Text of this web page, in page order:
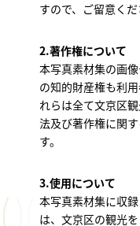
すので、ご留意くだ
2.著作権について
本写真素材集の画
の知的財産権も利
れらは全て文京区
法及び著作権に関
す。
3.使用について
本写真素材集に収
は、文京区の観光